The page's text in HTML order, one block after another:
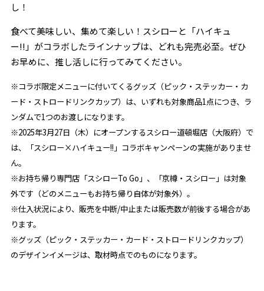
し！
食べて美味しい、集めて楽しい！スシローと「ハイキュ
ー!!」がコラボしたラインナップは、どれも完売必至。ぜひ
お早めに、推し活しに行ってみてください。
※コラボ限定メニューに付いてくるグッズ（ピック・ステッカー・カ
ード・ストロードリンクカップ）は、いずれも対象商品1点につき、ラ
ンダムで1つのお渡しになります。
※2025年3月27日（木）にオープンするスシロー道頓堀店（大阪府）で
は、「スシロー×ハイキュー!!」コラボキャンペーンの実施がありませ
ん。
※お持ち帰り専門店「スシローTo Go」、「京樽・スシロー」は対象
外です（どのメニューもお持ち帰り自体が対象外）。
※仕入状況により、販売を中断/中止または販売数が前後する場合があ
ります。
※グッズ（ピック・ステッカー・カード・ストロードリンクカップ）
のデザインイメージは、取材時点でのものになります。